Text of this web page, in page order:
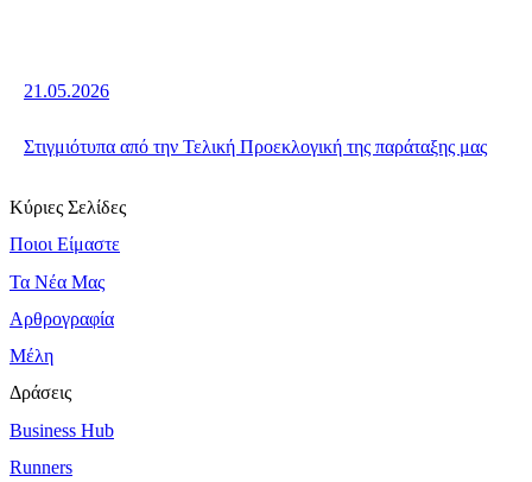
21.05.2026
Στιγμιότυπα από την Τελική Προεκλογική της παράταξης μας
Κύριες Σελίδες
Ποιοι Είμαστε
Τα Νέα Μας
Αρθρογραφία
Μέλη
Δράσεις
Business Hub
Runners